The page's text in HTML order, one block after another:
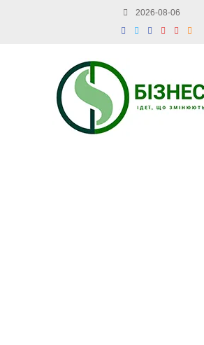
2026-08-06